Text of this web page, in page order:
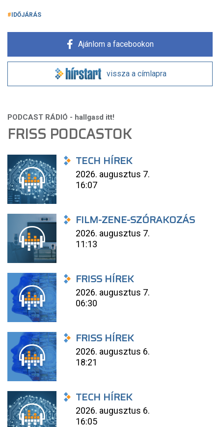
IDŐJÁRÁS
Ajánlom a facebookon
vissza a címlapra
FRISS PODCASTOK
TECH HÍREK
2026. augusztus 7.
16:07
FILM-ZENE-SZÓRAKOZÁS
2026. augusztus 7.
11:13
FRISS HÍREK
2026. augusztus 7.
06:30
FRISS HÍREK
2026. augusztus 6.
18:21
TECH HÍREK
2026. augusztus 6.
16:05